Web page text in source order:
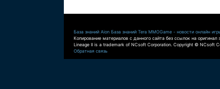
База знаний Aion База знаний Tera MMOGame - новости онлайн
Копирование материалов с данного сайта без ссылок на оригинал
Lineage II is a trademark of NCsoft Corporation. Copyright © NCsoft
Обратная связь